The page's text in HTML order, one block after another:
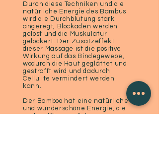
Durch diese Techniken und die
natürliche Energie des Bambus
wird die Durchblutung stark
angeregt, Blockaden werden
gelöst und die Muskulatur
gelockert. Der Zusatzeffekt
dieser Massage ist die positive
Wirkung auf das Bindegewebe,
wodurch die Haut geglättet und
gestrafft wird und dadurch
Cellulite vermindert werden
kann.
Der Bamboo hat eine natürliche
und wunderschöne Energie, die
er dem Körper spürbar